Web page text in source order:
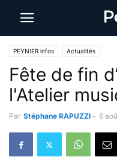
PEYNIER infos Actualités
Fête de fin
l'Atelier
Par Stéphane RAPUZZI - 6